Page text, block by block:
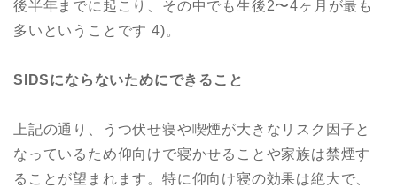
後半年までに起こり、その中でも生後2〜4ヶ月が最も
多いということです 4)。
SIDSにならないためにできること
上記の通り、うつ伏せ寝や喫煙が大きなリスク因子と
なっているため仰向けで寝かせることや家族は禁煙す
ることが望まれます。特に仰向け寝の効果は絶大で、